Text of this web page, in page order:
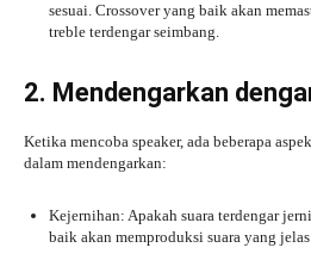
sesuai. Crossover yang baik akan
treble terdengar seimbang.
2. Mendengarkan
Ketika mencoba speaker, ada beberapa
dalam mendengarkan:
Kejernihan: Apakah suara terdengar
baik akan memproduksi suara yang